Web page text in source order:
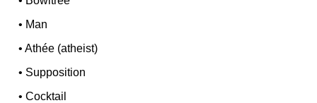
• Man
•Athée (atheist)
• Supposition
•Cocktail